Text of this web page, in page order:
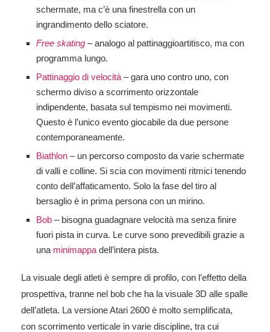
schermate, ma c’è una finestrella con un
ingrandimento dello sciatore.
Free skating – analogo al pattinaggioartitisco, ma con
programma lungo.
Pattinaggio di velocità – gara uno contro uno, con
schermo diviso a scorrimento orizzontale
indipendente, basata sul tempismo nei movimenti.
Questo è l’unico evento giocabile da due persone
contemporaneamente.
Biathlon – un percorso composto da varie schermate
di valli e colline. Si scia con movimenti ritmici tenendo
conto dell’affaticamento. Solo la fase del tiro al
bersaglio è in prima persona con un mirino.
Bob – bisogna guadagnare velocità ma senza finire
fuori pista in curva. Le curve sono prevedibili grazie a
una minimappa dell’intera pista.
La visuale degli atleti è sempre di profilo, con l’effetto della
prospettiva, tranne nel bob che ha la visuale 3D alle spalle
dell’atleta. La versione Atari 2600 è molto semplificata,
con scorrimento verticale in varie discipline, tra cui